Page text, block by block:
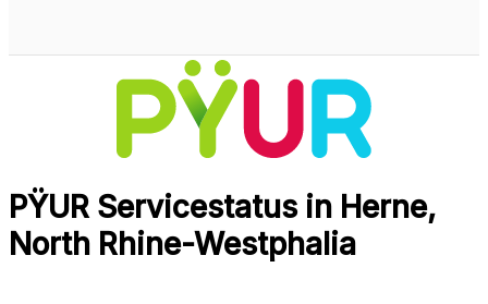
PŸUR Servicestatus in Herne,
North Rhine-Westphalia